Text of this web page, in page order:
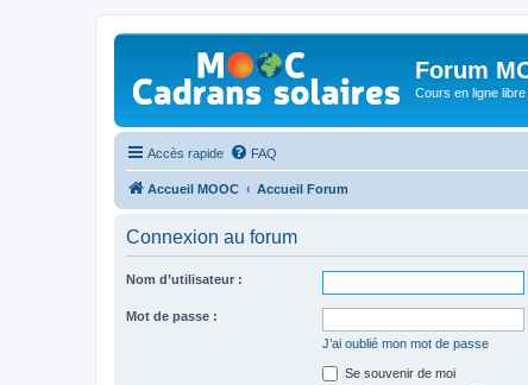
Forum
Cours en ligne
Accès rapide FAQ
Accueil MOOC Accueil Forum
Connexion au forum
Nom d’utilisateur :
Mot de passe :
J’ai oublié mon mot de passe
Se souvenir de moi